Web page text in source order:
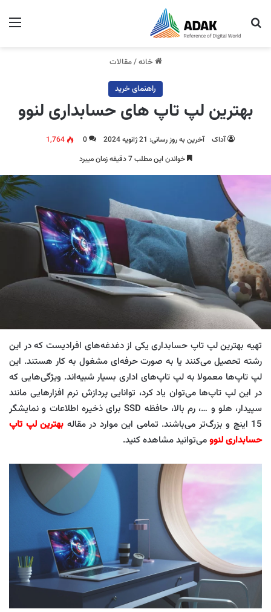
جستجو برای
خانه/مقالات
راهنمای خرید
بهترین لپ تاپ های حسابداری لنوو
آداک آخرین به روز رسانی: 21 ژانویه 2024 0
1,764
خواندن این مطلب 7 دقیقه زمان میبرد
‌تهیه بهترین لپ تاپ حسابداری یکی از دغدغه‌های افرادیست که در این
رشته تحصیل می‌کنند یا به صورت حرفه‌ای مشغول به کار هستند. این
لپ تاپ‌ها معمولا به لپ تاپ‌های اداری بسیار شبیه‌اند. ویژگی‌هایی که
در این لپ تاپ‌ها می‌توان یاد کرد، توانایی پردازش نرم افزارهایی مانند
سپیدار، هلو و …، رم بالا، حافظه SSD برای ذخیره اطلاعات و نمایشگر
15 اینچ و بزرگ‌تر می‌باشند. تمامی این موارد در مقاله
بهترین لپ تاپ
حسابداری لنوومی‌توانید مشاهده کنید.